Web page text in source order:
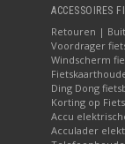
ACCESSOIRES
Retouren |
Voordrager
Windscherm
Ding Dong
Korting op
Accu
Acculader